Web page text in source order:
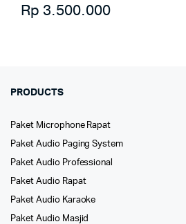
Rp 3.500.000
PRODUCTS
Paket Microphone Rapat
Paket Audio Paging System
Paket Audio Professional
Paket Audio Rapat
Paket Audio Karaoke
Paket Audio Masjid